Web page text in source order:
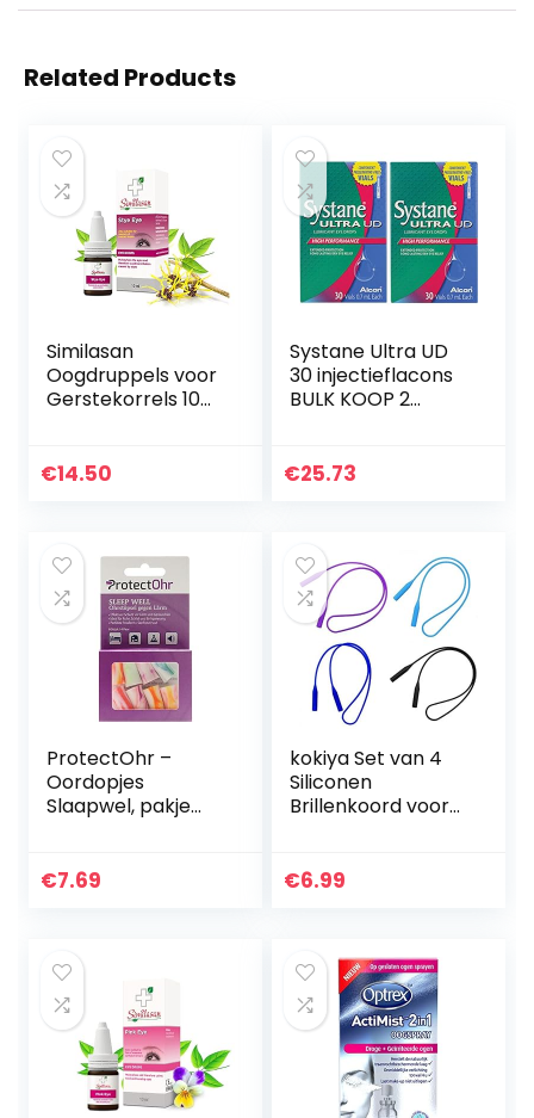
Related Products
Similasan
Oogdruppels voor
Gerstekorrels 10
irritatie
€14.50
Systane Ultra UD
30 injectieflacons
BULK KOOP 2
totaal)
€25.73
ProtectOhr –
Oordopjes
Slaapwel, pakje
schuimrubberen
€7.69
kokiya Set van 4
Siliconen
Brillenkoord voor
Snoerhouder voor
€6.99